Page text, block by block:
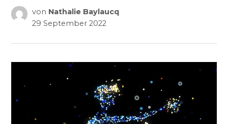
von Nathalie Baylaucq
29 September 2022